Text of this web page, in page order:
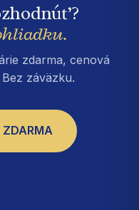
zdarma, cenová
záväzku.